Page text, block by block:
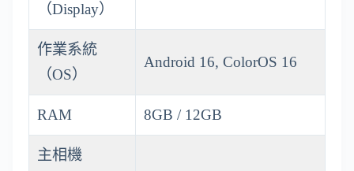
（Display）
作業系統
（OS）
Android 16, ColorOS 16
RAM 8GB / 12GB
主相機